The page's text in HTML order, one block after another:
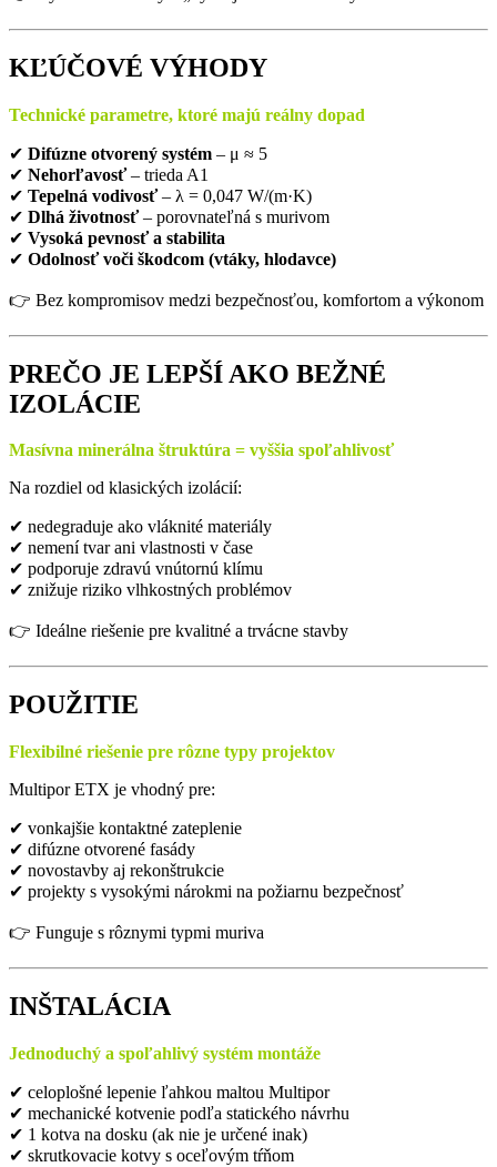
KĽÚČOVÉ VÝHODY
Technické parametre, ktoré majú reálny dopad
✔ Difúzne otvorený systém – μ ≈ 5
✔ Nehorľavosť– trieda A1
✔ Tepelná vodivosť– λ = 0,047 W/(m·K)
✔ Dlhá životnosť– porovnateľná s murivom
✔ Vysoká pevnosť a stabilita
✔ Odolnosť voči škodcom (vtáky, hlodavce)
👉 Bez kompromisov medzi bezpečnosťou, komfortom a výkonom
PREČO JE LEPŠÍ AKO BEŽNÉ
IZOLÁCIE
Masívna minerálna štruktúra = vyššia spoľahlivosť
Na rozdiel od klasických izolácií:
✔ nedegraduje ako vláknité materiály
✔ nemení tvar ani vlastnosti v čase
✔ podporuje zdravú vnútornú klímu
✔ znižuje riziko vlhkostných problémov
👉 Ideálne riešenie pre kvalitné a trvácne stavby
POUŽITIE
Flexibilné riešenie pre rôzne typy projektov
Multipor ETX je vhodný pre:
✔ vonkajšie kontaktné zateplenie
✔ difúzne otvorené fasády
✔ novostavby aj rekonštrukcie
✔ projekty s vysokými nárokmi na požiarnu bezpečnosť
👉 Funguje s rôznymi typmi muriva
INŠTALÁCIA
Jednoduchý a spoľahlivý systém montáže
✔ celoplošné lepenie ľahkou maltou Multipor
✔ mechanické kotvenie podľa statického návrhu
✔ 1 kotva na dosku (ak nie je určené inak)
✔ skrutkovacie kotvy s oceľovým tŕňom